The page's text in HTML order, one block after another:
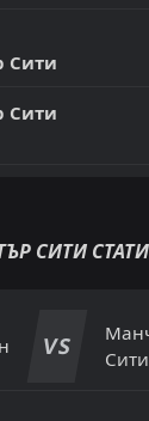
Сити
Сити
СИТИ
VS
Сити